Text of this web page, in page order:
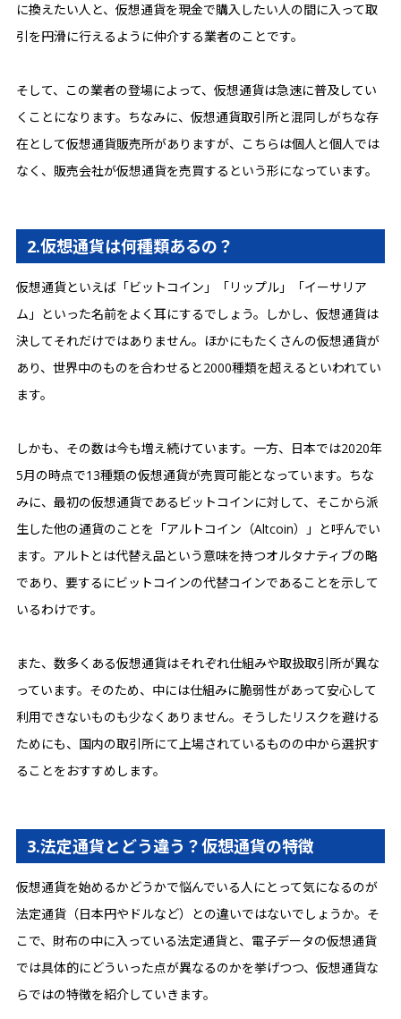
に換えたい人と、仮想通貨を現金で購入したい人の間に入って取
引を円滑に行えるように仲介する業者のことです。
そして、この業者の登場によって、仮想通貨は急速に普及してい
くことになります。ちなみに、仮想通貨取引所と混同しがちな存
在として仮想通貨販売所がありますが、こちらは個人と個人では
なく、販売会社が仮想通貨を売買するという形になっています。
2.仮想通貨は何種類あるの？
仮想通貨といえば「ビットコイン」「リップル」「イーサリア
ム」といった名前をよく耳にするでしょう。しかし、仮想通貨は
決してそれだけではありません。ほかにもたくさんの仮想通貨が
あり、世界中のものを合わせると2000種類を超えるといわれてい
ます。
しかも、その数は今も増え続けています。一方、日本では2020年
5月の時点で13種類の仮想通貨が売買可能となっています。ちな
みに、最初の仮想通貨であるビットコインに対して、そこから派
生した他の通貨のことを「アルトコイン（Altcoin）」と呼んでい
ます。アルトとは代替え品という意味を持つオルタナティブの略
であり、要するにビットコインの代替コインであることを示して
いるわけです。
また、数多くある仮想通貨はそれぞれ仕組みや取扱取引所が異な
っています。そのため、中には仕組みに脆弱性があって安心して
利用できないものも少なくありません。そうしたリスクを避ける
ためにも、国内の取引所にて上場されているものの中から選択す
ることをおすすめします。
3.法定通貨とどう違う？仮想通貨の特徴
仮想通貨を始めるかどうかで悩んでいる人にとって気になるのが
法定通貨（日本円やドルなど）との違いではないでしょうか。そ
こで、財布の中に入っている法定通貨と、電子データの仮想通貨
では具体的にどういった点が異なるのかを挙げつつ、仮想通貨な
らではの特徴を紹介していきます。